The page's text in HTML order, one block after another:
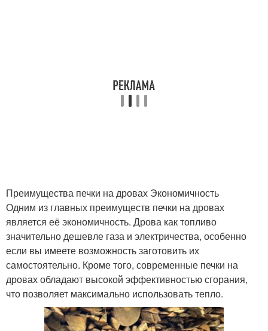
Преимущества печки на дровах Экономичность
Одним из главных преимуществ печки на дровах
является её экономичность. Дрова как топливо
значительно дешевле газа и электричества, особенно
если вы имеете возможность заготовить их
самостоятельно. Кроме того, современные печки на
дровах обладают высокой эффективностью сгорания,
что позволяет максимально использовать тепло.